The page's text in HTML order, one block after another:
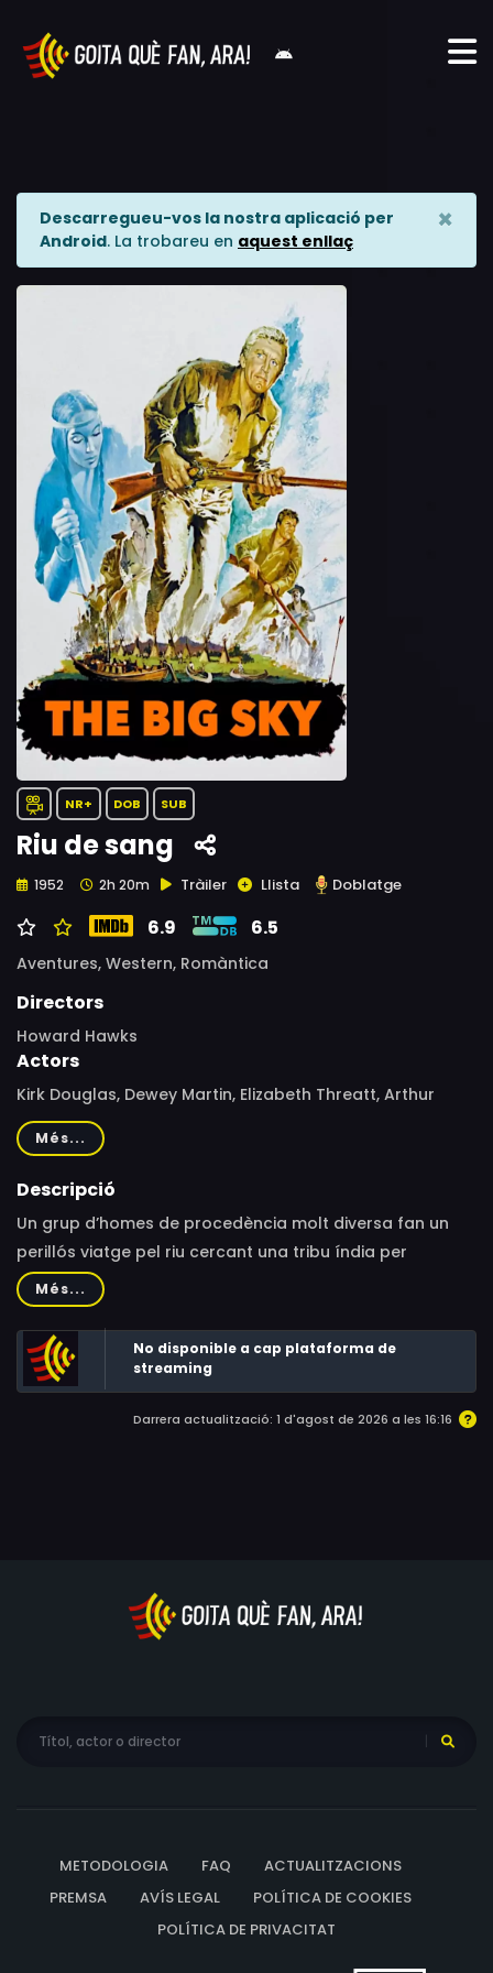
Descarregueu-vos la nostra aplicació per
Android. La trobareu en aquest enllaç
×
NR+ DOB SUB
Riu de sang
1952 2h 20m Tràiler Llista Doblatge
6.9 6.5
Aventures, Western, Romàntica
Directors
Howard Hawks
Actors
Kirk Douglas, Dewey Martin, Elizabeth Threatt, Arthur
Hunnicutt, Buddy Baer, Steven Geray, Henri Letondal,
Hank Worden, Jim Davis, Thol Simonson, William Self,
Beulah Archuletta, Frank De Kova, John George, Fred
Més...
Descripció
Un grup d’homes de procedència molt diversa fan un
perillós viatge pel riu cercant una tribu índia per
comprar-los pells.
Més...
No disponible a cap plataforma de
streaming
Darrera actualització: 1 d'agost de 2026 a les 16:16
METODOLOGIA FAQ
ACTUALITZACIONS
PREMSA
AVÍS LEGAL
POLÍTICA DE COOKIES
POLÍTICA DE PRIVACITAT